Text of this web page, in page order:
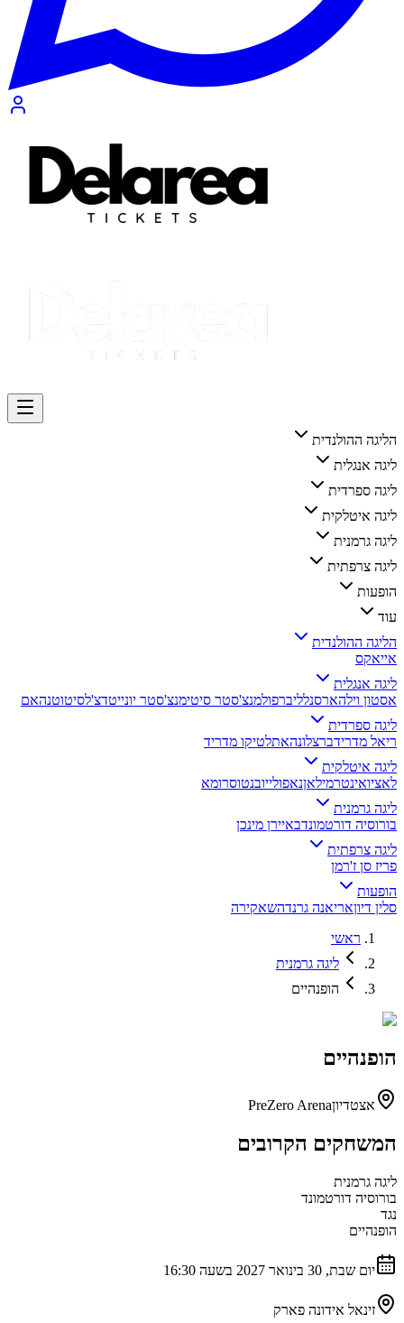
הליגה ההולנדית
ליגה אנגלית
ליגה ספרדית
ליגה איטלקית
ליגה גרמנית
ליגה צרפתית
הופעות
עוד
הליגה ההולנדית
אייאקס
ליגה אנגלית
אסטון וילהארסנלליברפולמנצ'סטר סיטימנצ'סטר יונייטדצ'לסיטוטנהאם
ליגה ספרדית
ריאל מדרידברצלונהאתלטיקו מדריד
ליגה איטלקית
לאציואינטרמילאןנאפולייובנטוסרומא
ליגה גרמנית
בורוסיה דורטמונדבאיירן מינכן
ליגה צרפתית
פריז סן ז'רמן
הופעות
סלין דיוןאריאנה גרנדהשאקירה
ראשי
ליגה גרמנית
הופנהיים
הופנהיים
אצטדיוןPreZero Arena
המשחקים הקרובים
ליגה גרמנית
בורוסיה דורטמונד
נגד
הופנהיים
יום שבת, 30 בינואר 2027 בשעה 16:30
זינאל אידונה פארק